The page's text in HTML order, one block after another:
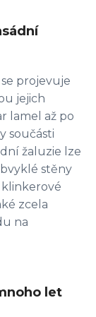
projevuje
jejich
lamel až po
součásti
žaluzie lze
stěny
zcela
na
let